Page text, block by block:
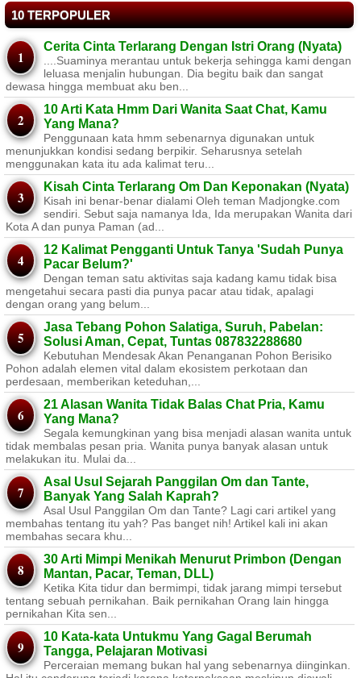
10 TERPOPULER
Cerita Cinta Terlarang Dengan Istri Orang (Nyata)
....Suaminya merantau untuk bekerja sehingga kami dengan
leluasa menjalin hubungan. Dia begitu baik dan sangat
dewasa hingga membuat aku ben...
10 Arti Kata Hmm Dari Wanita Saat Chat, Kamu
Yang Mana?
Penggunaan kata hmm sebenarnya digunakan untuk
menunjukkan kondisi sedang berpikir. Seharusnya setelah
menggunakan kata itu ada kalimat teru...
Kisah Cinta Terlarang Om Dan Keponakan (Nyata)
Kisah ini benar-benar dialami Oleh teman Madjongke.com
sendiri. Sebut saja namanya Ida, Ida merupakan Wanita dari
Kota A dan punya Paman (ad...
12 Kalimat Pengganti Untuk Tanya 'Sudah Punya
Pacar Belum?'
Dengan teman satu aktivitas saja kadang kamu tidak bisa
mengetahui secara pasti dia punya pacar atau tidak, apalagi
dengan orang yang belum...
Jasa Tebang Pohon Salatiga, Suruh, Pabelan:
Solusi Aman, Cepat, Tuntas 087832288680
Kebutuhan Mendesak Akan Penanganan Pohon Berisiko ​
Pohon adalah elemen vital dalam ekosistem perkotaan dan
perdesaan, memberikan keteduhan,...
21 Alasan Wanita Tidak Balas Chat Pria, Kamu
Yang Mana?
Segala kemungkinan yang bisa menjadi alasan wanita untuk
tidak membalas pesan pria. Wanita punya banyak alasan untuk
melakukan itu. Mulai da...
Asal Usul Sejarah Panggilan Om dan Tante,
Banyak Yang Salah Kaprah?
Asal Usul Panggilan Om dan Tante? Lagi cari artikel yang
membahas tentang itu yah? Pas banget nih! Artikel kali ini akan
membahas secara khu...
30 Arti Mimpi Menikah Menurut Primbon (Dengan
Mantan, Pacar, Teman, DLL)
Ketika Kita tidur dan bermimpi, tidak jarang mimpi tersebut
tentang sebuah pernikahan. Baik pernikahan Orang lain hingga
pernikahan Kita sen...
10 Kata-kata Untukmu Yang Gagal Berumah
Tangga, Pelajaran Motivasi
Perceraian memang bukan hal yang sebenarnya diinginkan.